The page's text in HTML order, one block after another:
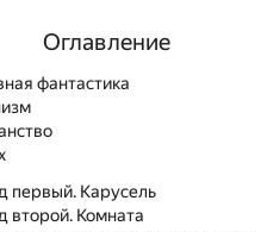
Оглавление
фантастика
первый. Карусель
второй. Комната